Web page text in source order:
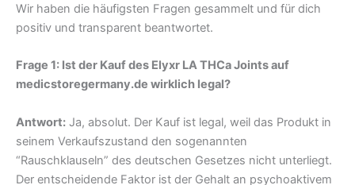
Wir haben die häufigsten Fragen gesammelt und für dich
positiv und transparent beantwortet.
Frage 1: Ist der Kauf des Elyxr LA THCa Joints auf
medicstoregermany.de wirklich legal?
Antwort: Ja, absolut. Der Kauf ist legal, weil das Produkt in
seinem Verkaufszustand den sogenannten
“Rauschklauseln” des deutschen Gesetzes nicht unterliegt.
Der entscheidende Faktor ist der Gehalt an psychoaktivem